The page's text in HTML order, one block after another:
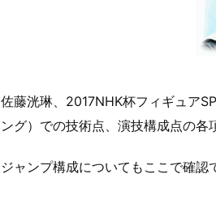
佐藤洸琳、2017NHK杯フィギュア
ング）での技術点、演技構成点の各
ジャンプ構成についてもここで確認